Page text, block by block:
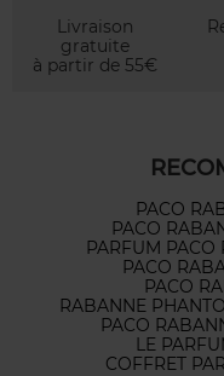
Livraison
gratuite
à partir de 55€
PACO
PACO
PARFUM PACO
PACO
PACO
RABANNE
PACO
LE
COFFRET